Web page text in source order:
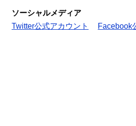
ソーシャルメディア
Twitter公式アカウント
Facebook